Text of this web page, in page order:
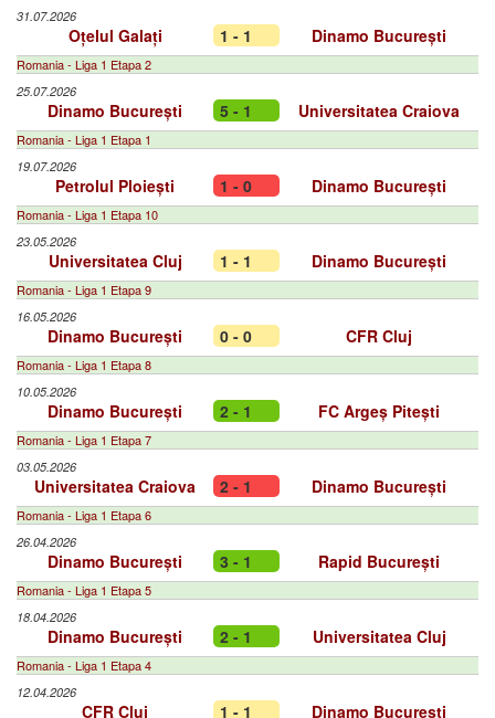
31.07.2026
Oțelul Galați 1 - 1 Dinamo București
Romania - Liga 1 Etapa 2
25.07.2026
Dinamo București 5 - 1 Universitatea Craiova
Romania - Liga 1 Etapa 1
19.07.2026
Petrolul Ploiești 1 - 0 Dinamo București
Romania - Liga 1 Etapa 10
23.05.2026
Universitatea Cluj 1 - 1 Dinamo București
Romania - Liga 1 Etapa 9
16.05.2026
Dinamo București 0 - 0 CFR Cluj
Romania - Liga 1 Etapa 8
10.05.2026
Dinamo București 2 - 1 FC Argeș Pitești
Romania - Liga 1 Etapa 7
03.05.2026
Universitatea Craiova 2 - 1 Dinamo București
Romania - Liga 1 Etapa 6
26.04.2026
Dinamo București 3 - 1 Rapid București
Romania - Liga 1 Etapa 5
18.04.2026
Dinamo București 2 - 1 Universitatea Cluj
Romania - Liga 1 Etapa 4
12.04.2026
CFR Cluj 1 - 1 Dinamo București